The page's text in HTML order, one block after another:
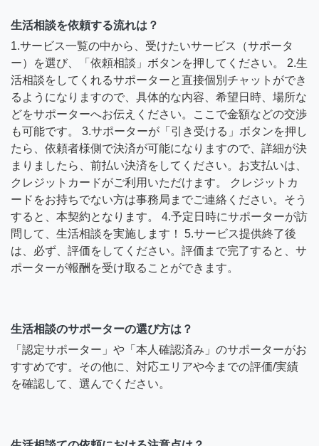
生活相談を依頼する流れは？
1.サービス一覧の中から、受けたいサービス（サポータ
ー）を選び、「依頼相談」ボタンを押してください。 2.生
活相談をしてくれるサポーターと直接個別チャットができ
るようになりますので、具体的な内容、希望日時、場所な
どをサポーターへお伝えください。ここで金額などの交渉
も可能です。 3.サポーターが「引き受ける」ボタンを押し
たら、依頼者様側で決済が可能になりますので、詳細が決
まりましたら、前払い決済をしてください。お支払いは、
クレジットカードがご利用いただけます。 クレジットカ
ードをお持ちでない方は事務局までご連絡ください。そう
すると、本契約となります。 4.予定日時にサポーターが訪
問して、生活相談を実施します！ 5.サービス提供終了後
は、必ず、評価をしてください。評価まで完了すると、サ
ポーターが報酬を受け取ることができます。
生活相談のサポーターの選び方は？
「認定サポーター」や「本人確認済み」のサポーターがお
すすめです。その他に、対応エリアや今までの評価/実績
を確認して、選んでください。